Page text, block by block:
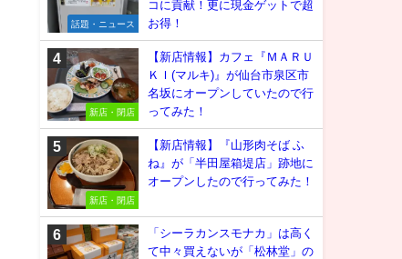
話題・ニュース
コに貢献！更に現金ゲットで超
お得！
新店・閉店
【新店情報】カフェ『ＭＡＲＵ
ＫＩ(マルキ)』が仙台市泉区市
名坂にオープンしていたので行
ってみた！
新店・閉店
【新店情報】『山形肉そば ふ
ね』が「半田屋箱堤店」跡地に
オープンしたので行ってみた！
「シーラカンスモナカ」は高く
て中々買えないが「松林堂」の